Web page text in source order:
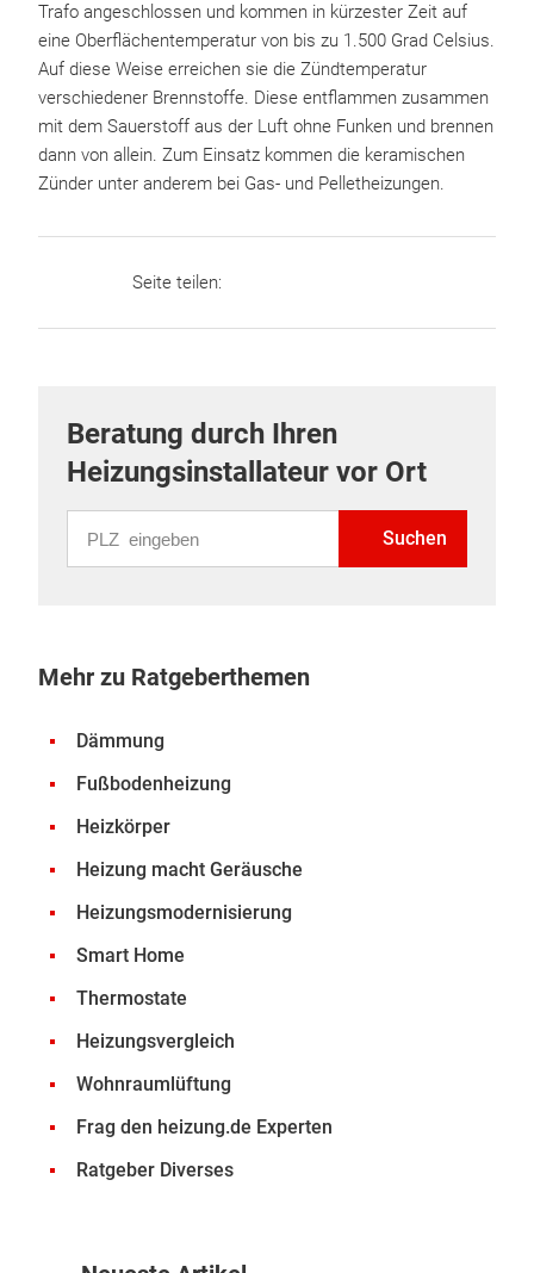
Trafo angeschlossen und kommen in kürzester Zeit auf
eine Oberflächentemperatur von bis zu 1.500 Grad Celsius.
Auf diese Weise erreichen sie die Zündtemperatur
verschiedener Brennstoffe. Diese entflammen zusammen
mit dem Sauerstoff aus der Luft ohne Funken und brennen
dann von allein. Zum Einsatz kommen die keramischen
Zünder unter anderem bei Gas- und Pelletheizungen.
Seite teilen:
Beratung durch Ihren
Heizungsinstallateur vor Ort
Suchen
Mehr zu Ratgeberthemen
Dämmung
Fußbodenheizung
Heizkörper
Heizung macht Geräusche
Heizungsmodernisierung
Smart Home
Thermostate
Heizungsvergleich
Wohnraumlüftung
Frag den heizung.de Experten
Ratgeber Diverses